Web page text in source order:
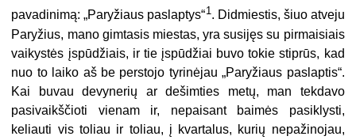
pavadinimą: „Paryžiaus paslaptys“1. Didmiestis, šiuo atveju
Paryžius, mano gimtasis miestas, yra susijęs su pirmaisiais
vaikystės įspūdžiais, ir tie įspūdžiai buvo tokie stiprūs, kad
nuo to laiko aš be perstojo tyrinėjau „Paryžiaus paslaptis“.
Kai buvau devynerių ar dešimties metų, man tekdavo
pasivaikščioti vienam ir, nepaisant baimės pasiklysti,
keliauti vis toliau ir toliau, į kvartalus, kurių nepažinojau,